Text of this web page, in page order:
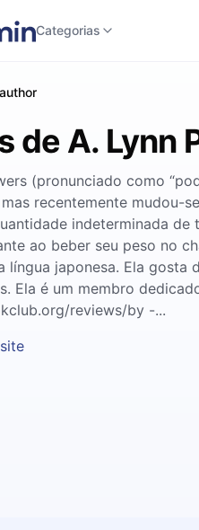
Categorias
author
de A. Lynn
(pronunciado como
mas recentemente
indeterminada
ao beber seu peso no
língua japonesa. Ela
Ela é um membro
reviews/by -...